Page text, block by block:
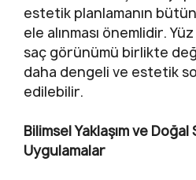
estetik planlamanın
ele alınması önemlidir.
saç görünümü birlikte
daha dengeli ve estetik
edilebilir.
Bilimsel Yaklaşım ve Doğal
Uygulamalar